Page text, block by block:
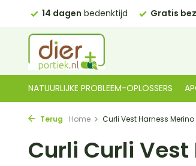
14 dagen bedenktijd Gratis
NATUURLIJKE PROBLEEM-OPLOSSERS
Terug Home Curli Vest Harness Merino
Curli Curli